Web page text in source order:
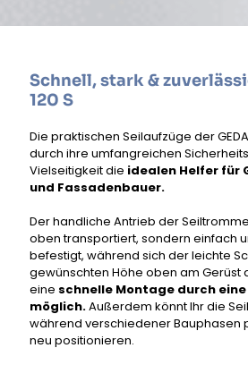
Schnell, stark &
120 S
Die praktischen Seilaufzüge der
durch ihre umfangreichen
Vielseitigkeit die idealen Helfer für
und Fassadenbauer.
Der handliche Antrieb der
oben transportiert, sondern einfach
befestigt, während sich der leichte
gewünschten Höhe oben am Gerüst
eine schnelle Montage durch
möglich.Außerdem könnt Ihr die
während verschiedener Bauphasen
neu positionieren.